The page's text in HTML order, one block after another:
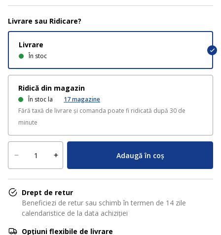
Livrare sau Ridicare?
Livrare
În stoc
Ridică din magazin
În stoc la 17magazine
Fără taxă de livrare și comanda poate fi ridicată după 30 de
minute
Adaugă în coș
Drept de retur
Beneficiezi de retur sau schimb în termen de 14 zile
calendaristice de la data achiziției
Opțiuni flexibile de livrare